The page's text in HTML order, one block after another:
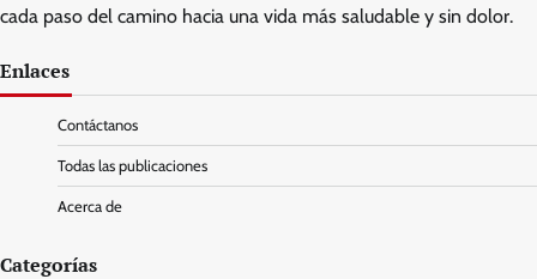
cada paso del camino hacia una vida más saludable y sin dolor.
Enlaces
Contáctanos
Todas las publicaciones
Acerca de
Categorías